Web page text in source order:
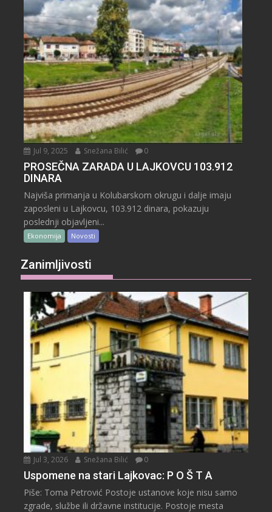
Jul 9, 2025 Snežana Bilić 0
PROSEČNA ZARADA U LAJKOVCU 103.912
DINARA
Najviša primanja u Kolubarskom okrugu i dalje imaju
zaposleni u Lajkovcu, 103.912 dinara, pokazuju
poslednji objavljeni...
Ekonomija Novosti
Zanimljivosti
Jul 3, 2026 Snežana Bilić 0
Uspomene na stari Lajkovac: P O Š T A
Piše: Toma Petrović Postoje ustanove koje nisu samo
zgrade, službe ili državne institucije. Postoje mesta